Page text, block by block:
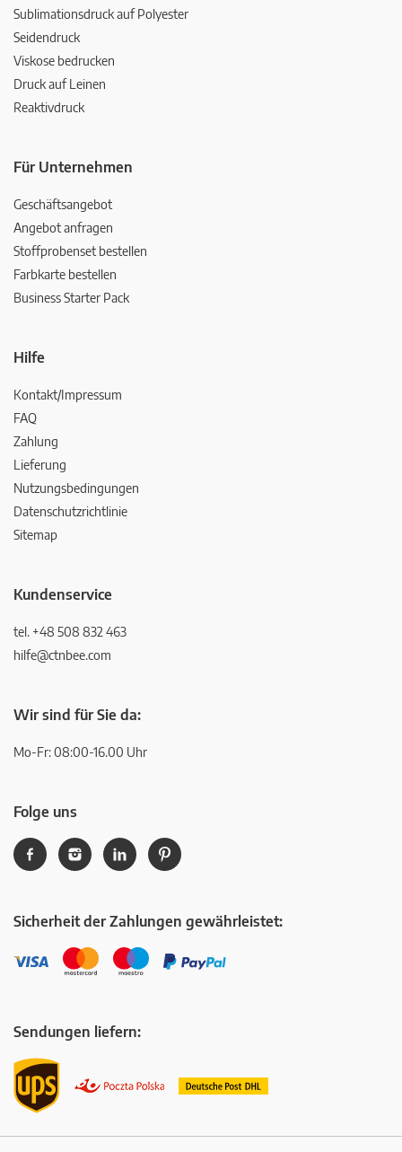
Sublimationsdruck auf Polyester
Seidendruck
Viskose bedrucken
Druck auf Leinen
Reaktivdruck
Für Unternehmen
Geschäftsangebot
Angebot anfragen
Stoffprobenset bestellen
Farbkarte bestellen
Business Starter Pack
Hilfe
Kontakt/Impressum
FAQ
Zahlung
Lieferung
Nutzungsbedingungen
Datenschutzrichtlinie
Sitemap
Kundenservice
tel. +48 508 832 463
hilfe@ctnbee.com
Wir sind für Sie da:
Mo-Fr: 08:00-16.00 Uhr
Folge uns
Sicherheit der Zahlungen gewährleistet:
Sendungen liefern: